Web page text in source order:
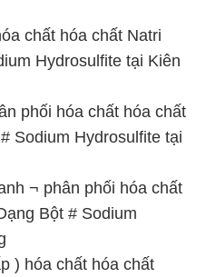
chất hóa chất Natri
Hydrosulfite tại Kiên
phối hóa chất hóa chất
Sodium Hydrosulfite tại
¬ phân phối hóa chất
Bột # Sodium
) hóa chất hóa chất